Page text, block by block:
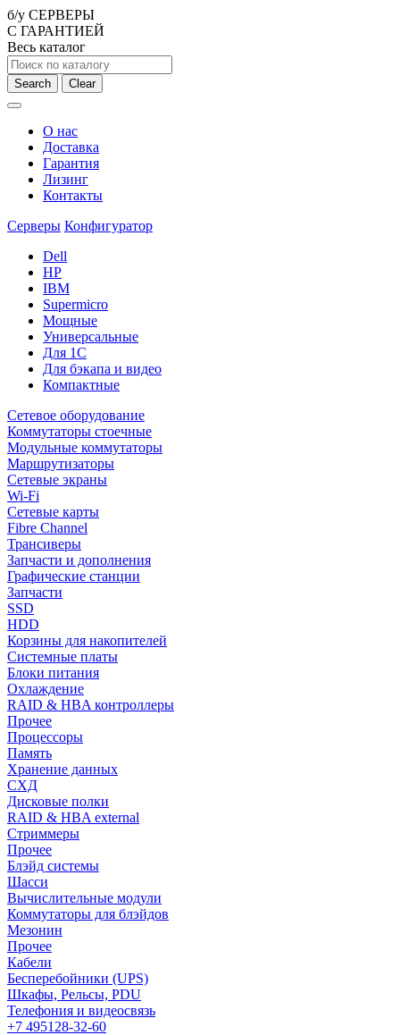
б/у СЕРВЕРЫ
С ГАРАНТИЕЙ
Весь каталог
Search Clear
О нас
Доставка
Гарантия
Лизинг
Контакты
Серверы Конфигуратор
Dell
HP
IBM
Supermicro
Мощные
Универсальные
Для 1С
Для бэкапа и видео
Компактные
Сетевое оборудование
Коммутаторы стоечные
Модульные коммутаторы
Маршрутизаторы
Сетевые экраны
Wi-Fi
Сетевые карты
Fibre Channel
Трансиверы
Запчасти и дополнения
Графические станции
Запчасти
SSD
HDD
Корзины для накопителей
Системные платы
Блоки питания
Охлаждение
RAID & HBA контроллеры
Прочее
Процессоры
Память
Хранение данных
СХД
Дисковые полки
RAID & HBA external
Стриммеры
Прочее
Блэйд системы
Шасси
Вычислительные модули
Коммутаторы для блэйдов
Мезонин
Прочее
Кабели
Бесперебойники (UPS)
Шкафы, Рельсы, PDU
Телефония и видеосвязь
+7 495128-32-60